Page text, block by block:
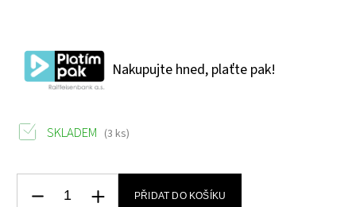
Nakupujte hned, plaťte pak!
SKLADEM (3 ks)
PŘIDAT DO KOŠÍKU